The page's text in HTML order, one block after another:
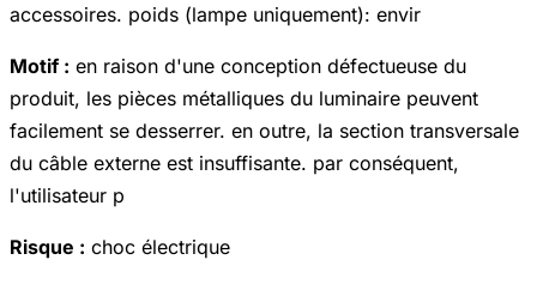
accessoires. poids (lampe uniquement): envir
Motif : en raison d'une conception défectueuse du
produit, les pièces métalliques du luminaire peuvent
facilement se desserrer. en outre, la section transversale
du câble externe est insuffisante. par conséquent,
l'utilisateur p
Risque : choc électrique